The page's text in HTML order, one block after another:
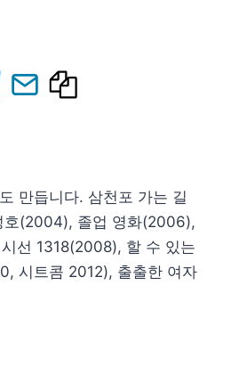
만듭니다. 삼천포 가는 길
호(2004), 졸업 영화(2006),
선 1318(2008), 할 수 있는
시트콤 2012), 출출한 여자